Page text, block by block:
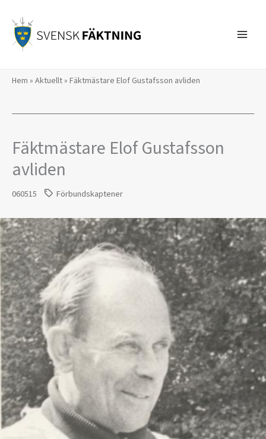
innehåll
Hem » Aktuellt» Fäktmästare Elof Gustafsson avliden
Fäktmästare Elof Gustafsson
avliden
060515 Förbundskaptener